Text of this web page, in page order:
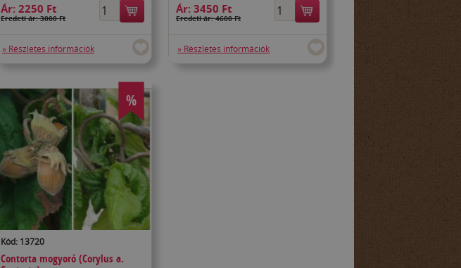
Ár: 2250 Ft
Eredeti ár: 3000 Ft
» Részletes információk
Ár: 3450 Ft
Eredeti ár: 4600 Ft
» Részletes információk
%
Kód: 13720
Contorta mogyoró (Corylus a.